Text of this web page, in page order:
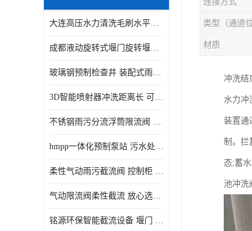
智能一体化供水泵房
智能一体化净水设备
大连高压水力清洗毛刷水平自清洁滚刷 水力自动冲洗系统 水力清洗
成都液动旋转式堰门旋转堰门 自动控制 SUS304
玻璃钢预制检查井 装配式雨水污水井 初期弃流井 源头厂家
3D智能喷射器冲洗距离长 可270度旋转 高强度水压远距离喷洗
不锈钢雨污分流浮筒限流阀 DN150-DN1000 品质可信
hmpp一体化预制泵站 污水处理系统 乡镇学校市政排水 厂家供应
柔性气动雨污截流阀 控制柜 远程控制安全性高检修方便
气动限流阀柔性截流 放心选购 控源截污铭源环保
铭源环保智能截流设备 堰门 铸铁调节闸门作用 源头商家 可定制
类型（通道
材质
冲洗结
水力冲
装置通
制。拦
态;蓄
池冲洗